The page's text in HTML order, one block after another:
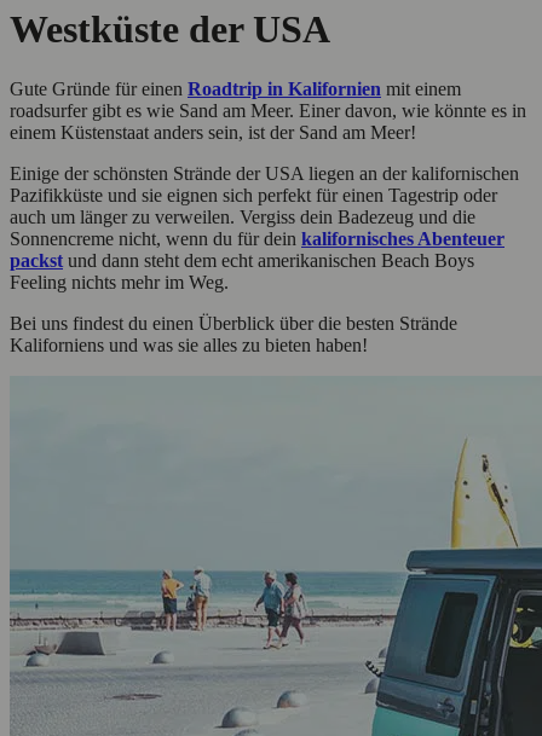
Westküste der USA
Gute Gründe für einen Roadtrip in Kalifornien mit einem
roadsurfer gibt es wie Sand am Meer. Einer davon, wie könnte es in
einem Küstenstaat anders sein, ist der Sand am Meer!
Einige der schönsten Strände der USA liegen an der kalifornischen
Pazifikküste und sie eignen sich perfekt für einen Tagestrip oder
auch um länger zu verweilen. Vergiss dein Badezeug und die
Sonnencreme nicht, wenn du für dein kalifornisches Abenteuer
packst und dann steht dem echt amerikanischen Beach Boys
Feeling nichts mehr im Weg.
Bei uns findest du einen Überblick über die besten Strände
Kaliforniens und was sie alles zu bieten haben!